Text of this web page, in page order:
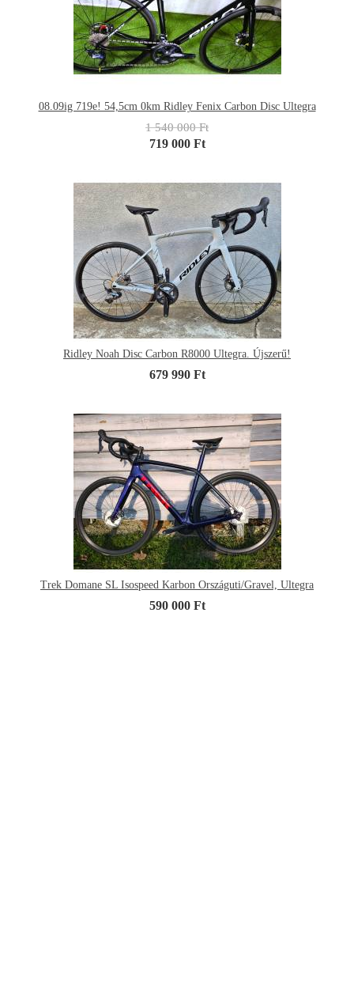
08.09ig 719e! 54,5cm 0km Ridley Fenix Carbon Disc Ultegra
1 540 000 Ft
719 000 Ft
Ridley Noah Disc Carbon R8000 Ultegra. Újszerű!
679 990 Ft
Trek Domane SL Isospeed Karbon Országuti/Gravel, Ultegra
590 000 Ft